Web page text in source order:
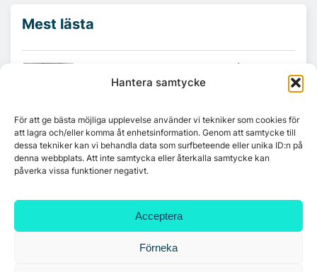
Hantera samtycke
För att ge bästa möjliga upplevelse använder vi tekniker som cookies för
att lagra och/eller komma åt enhetsinformation. Genom att samtycke till
dessa tekniker kan vi behandla data som surfbeteende eller unika ID:n på
denna webbplats. Att inte samtycka eller återkalla samtycke kan
påverka vissa funktioner negativt.
Acceptera
Förneka
Mest lästa
Platzer utvecklar nytt logistikområde –
Arendal 5.0
Ny hyresgäst till projektet HK Gamlestaden
Tandem Health flyttar till Kungsgatan